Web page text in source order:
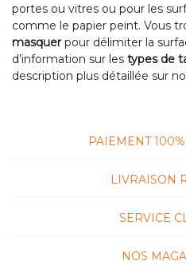
portes ou vitres ou pour les
comme le papier peint. Vous
masquerpour délimiter la
d’information sur les types de
description plus détaillée sur
PAIEMENT
LIVRAISON
SERVICE
NOS